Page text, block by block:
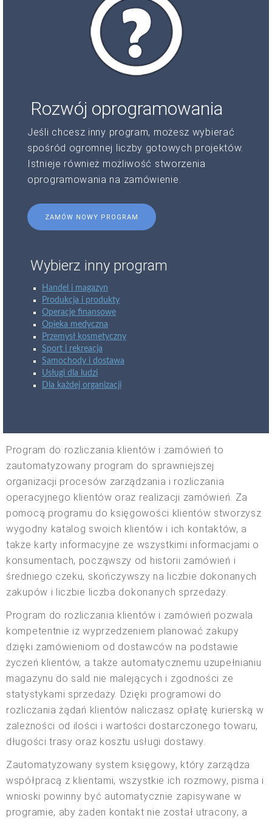
Rozwój oprogramowania
Jeśli chcesz inny program, możesz wybierać
spośród ogromnej liczby gotowych projektów.
Istnieje również możliwość stworzenia
oprogramowania na zamówienie.
ZAMÓW NOWY PROGRAM
Wybierz inny program
Handel i magazyn
Produkcja i produkty
Operacje finansowe
Opieka medyczna
Przemysł kosmetyczny
Sport i rekreacja
Samochody i dostawa
Usługi dla ludzi
Dla każdej organizacji
Program do rozliczania klientów i zamówień to
zautomatyzowany program do sprawniejszej
organizacji procesów zarządzania i rozliczania
operacyjnego klientów oraz realizacji zamówień. Za
pomocą programu do księgowości klientów stworzysz
wygodny katalog swoich klientów i ich kontaktów, a
także karty informacyjne ze wszystkimi informacjami o
konsumentach, począwszy od historii zamówień i
średniego czeku, skończywszy na liczbie dokonanych
zakupów i liczbie liczba dokonanych sprzedaży.
Program do rozliczania klientów i zamówień pozwala
kompetentnie iz wyprzedzeniem planować zakupy
dzięki zamówieniom od dostawców na podstawie
życzeń klientów, a także automatycznemu uzupełnianiu
magazynu do sald nie malejących i zgodności ze
statystykami sprzedaży. Dzięki programowi do
rozliczania żądań klientów naliczasz opłatę kurierską w
zależności od ilości i wartości dostarczonego towaru,
długości trasy oraz kosztu usługi dostawy.
Zautomatyzowany system księgowy, który zarządza
współpracą z klientami, wszystkie ich rozmowy, pisma i
wnioski powinny być automatycznie zapisywane w
programie, aby żaden kontakt nie został utracony, a